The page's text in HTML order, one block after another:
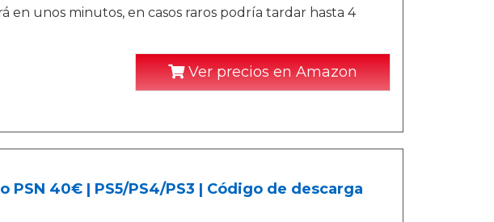
en unos minutos, en casos raros podría tardar hasta 4
Ver precios en Amazon
PSN 40€ | PS5/PS4/PS3 | Código de descarga